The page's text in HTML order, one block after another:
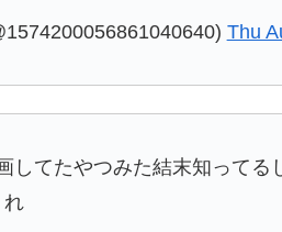
Thu
てたやつみた結末知ってる
れ